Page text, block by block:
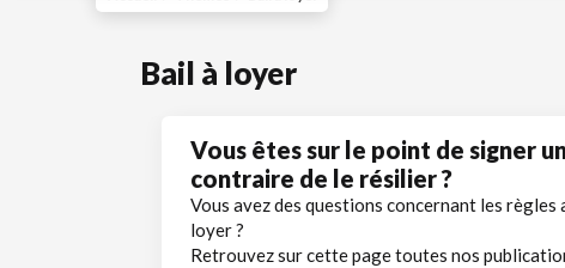
Bail à loyer
Vous êtes sur le point de signer
contraire de le résilier ?
Vous avez des questions concernant les règles
loyer ?
Retrouvez sur cette page toutes nos